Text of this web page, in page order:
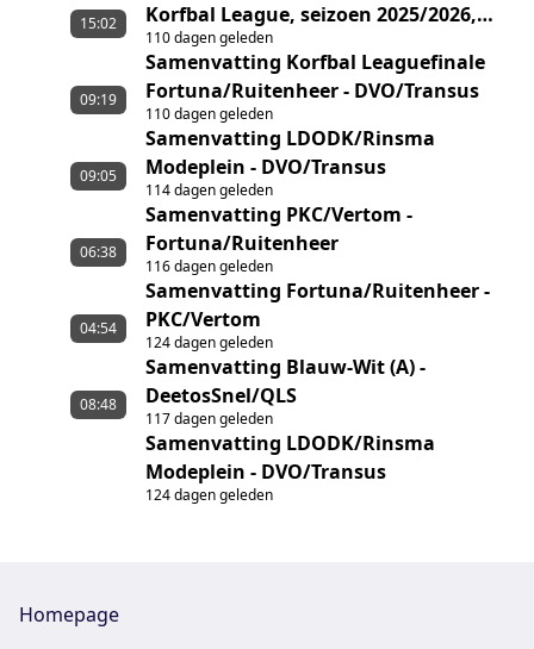
Korfbal League, seizoen 2025/2026,
tussen Fortuna/Ruitenheer en
DVO/Transus
110 dagen geleden
15:02
Samenvatting Korfbal Leaguefinale
Fortuna/Ruitenheer - DVO/Transus
110 dagen geleden
09:19
Samenvatting LDODK/Rinsma
Modeplein - DVO/Transus
114 dagen geleden
09:05
Samenvatting PKC/Vertom -
Fortuna/Ruitenheer
116 dagen geleden
06:38
Samenvatting Fortuna/Ruitenheer -
PKC/Vertom
124 dagen geleden
04:54
Samenvatting Blauw-Wit (A) -
DeetosSnel/QLS
117 dagen geleden
08:48
Samenvatting LDODK/Rinsma
Modeplein - DVO/Transus
124 dagen geleden
Homepage